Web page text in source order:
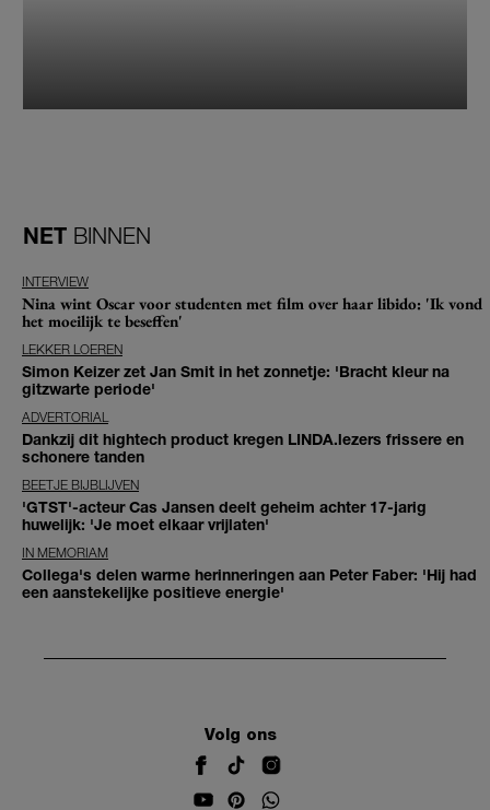
NET BINNEN
INTERVIEW
Nina wint Oscar voor studenten met film over haar libido: 'Ik vond
het moeilijk te beseffen'
LEKKER LOEREN
Simon Keizer zet Jan Smit in het zonnetje: 'Bracht kleur na
gitzwarte periode'
ADVERTORIAL
Dankzij dit hightech product kregen LINDA.lezers frissere en
schonere tanden
BEETJE BIJBLIJVEN
'GTST'-acteur Cas Jansen deelt geheim achter 17-jarig
huwelijk: 'Je moet elkaar vrijlaten'
IN MEMORIAM
Collega's delen warme herinneringen aan Peter Faber: 'Hij had
een aanstekelijke positieve energie'
Volg ons